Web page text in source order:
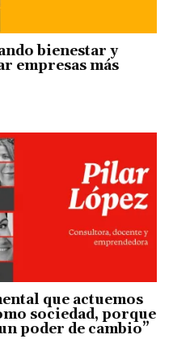
bienestar y
empresas más
que actuemos
sociedad, porque
poder de cambio”